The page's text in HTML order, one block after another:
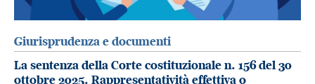
Giurisprudenza e documenti
La sentenza della Corte costituzionale n. 156 del 30
ottobre 2025. Rappresentatività effettiva o